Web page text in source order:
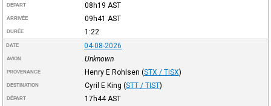
DÉPART 08h19 AST
ARRIVÉE 09h41 AST
DURÉE 1:22
DATE 04-08-2026
AVION Unknown
PROVENANCE Henry E Rohlsen (STX / TISX)
DESTINATION Cyril E King (STT / TIST)
DÉPART 17h44 AST